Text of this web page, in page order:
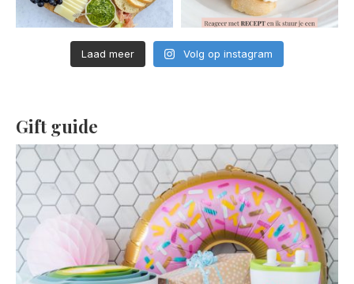
Laad meer Volg op instagram
Gift guide